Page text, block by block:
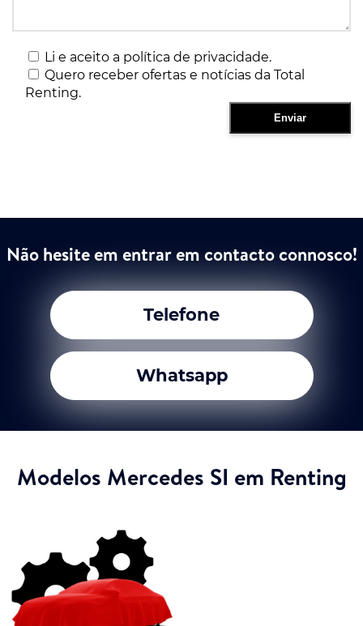
Li e aceito a política de privacidade.
Quero receber ofertas e notícias da Total
Renting.
Não hesite em entrar em contacto connosco!
Telefone
Whatsapp
Modelos Mercedes SI em Renting